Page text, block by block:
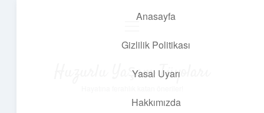
Anasayfa
Gizlilik Politikası
Yasal Uyarı
Hakkımızda
Huzurlu Yaşam Tüyoları